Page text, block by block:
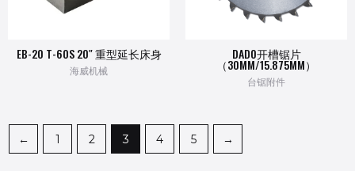
EB-20 T-60S 20″ 重型延长床身
海威机械
DADO开槽锯片
（30MM/15.875MM）
台锯附件
← 1 2 3 4 5 →